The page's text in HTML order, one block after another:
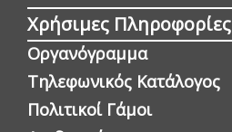
Χρήσιμες Πληροφορίες
Οργανόγραμμα
Τηλεφωνικός Κατάλογος
Πολιτικοί Γάμοι